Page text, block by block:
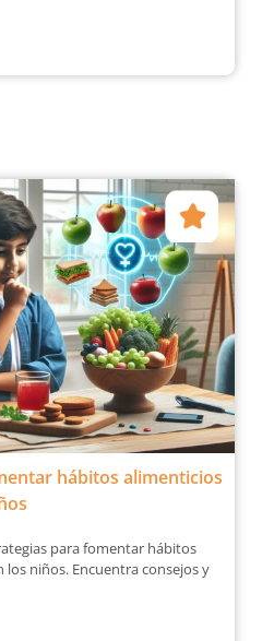
hábitos alimenticios
para fomentar hábitos
niños. Encuentra consejos y